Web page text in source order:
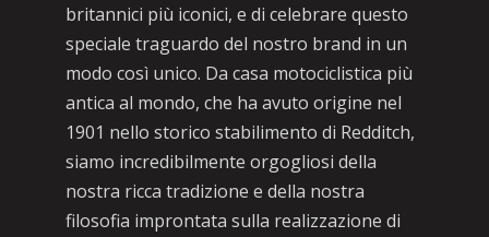
britannici più iconici, e di celebrare questo
speciale traguardo del nostro brand in un
modo così unico. Da casa motociclistica più
antica al mondo, che ha avuto origine nel
1901 nello storico stabilimento di Redditch,
siamo incredibilmente orgogliosi della
nostra ricca tradizione e della nostra
filosofia improntata sulla realizzazione di